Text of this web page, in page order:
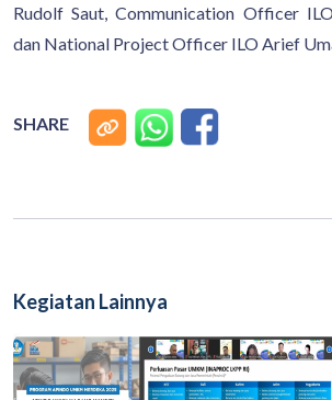
Rudolf Saut, Communication Officer
dan National Project Officer ILO Arief
SHARE
Kegiatan Lainnya